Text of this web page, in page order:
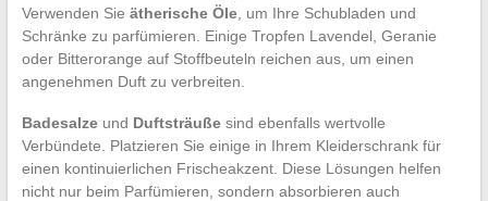
Verwenden Sie ätherische Öle, um Ihre Schubladen und
Schränke zu parfümieren. Einige Tropfen Lavendel, Geranie
oder Bitterorange auf Stoffbeuteln reichen aus, um einen
angenehmen Duft zu verbreiten.
Badesalzeund Duftsträußesind ebenfalls wertvolle
Verbündete. Platzieren Sie einige in Ihrem Kleiderschrank für
einen kontinuierlichen Frischeakzent. Diese Lösungen helfen
nicht nur beim Parfümieren, sondern absorbieren auch